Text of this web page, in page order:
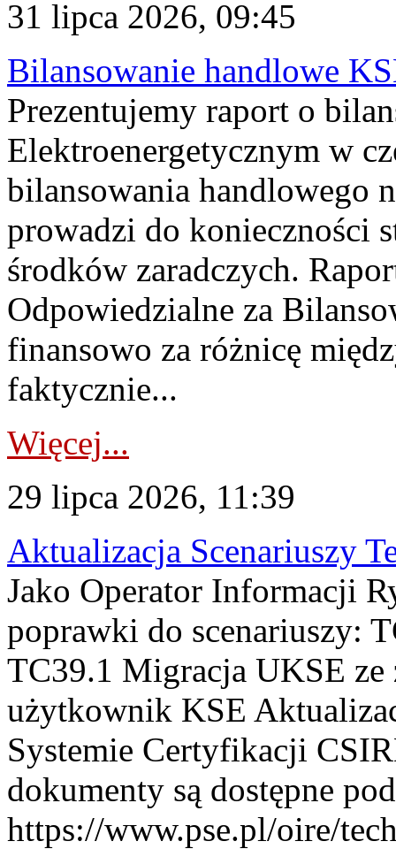
31 lipca 2026, 09:45
Bilansowanie handlowe
Prezentujemy raport o
Elektroenergetycznym w
bilansowania handlowego
prowadzi do konieczności
środków zaradczych.
Odpowiedzialne za
finansowo za różnicę
faktycznie...
Więcej...
29 lipca 2026, 11:39
Aktualizacja Scenariuszy
Jako Operator Informacji
poprawki do scenariuszy:
TC39.1 Migracja UKSE
użytkownik KSE
Systemie Certyfikacji
dokumenty są dostępne
https://www.pse.pl/oire/